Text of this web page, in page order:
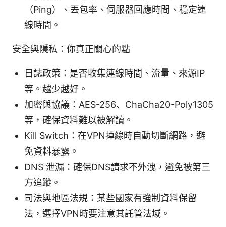
（Ping）、丟包率、伺服器回應時間、穩定連
線時間。
安全與隱私：你真正關心的點
日誌政策：是否收集連線時間、流量、來源IP
等。越少越好。
加密與協議：AES-256、ChaCha20-Poly1305
等，確保資料難以被解讀。
Kill Switch：在VPN掉線時自動切斷網路，避
免資料暴露。
DNS 泄漏：確保DNS請求不外洩，避免被第三
方追蹤。
司法與地區法規：某些國家有強制資料保留
法，選擇VPN時要注意其託管法域。